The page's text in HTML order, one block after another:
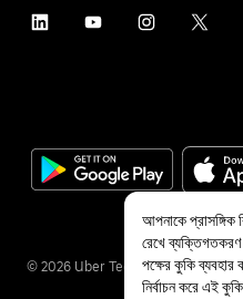
© 2026 Uber Technologies Inc.
আপনাকে প্রাসঙ্গিক
রেখে
পক্ষের কুকি
নির্বাচন করে এই